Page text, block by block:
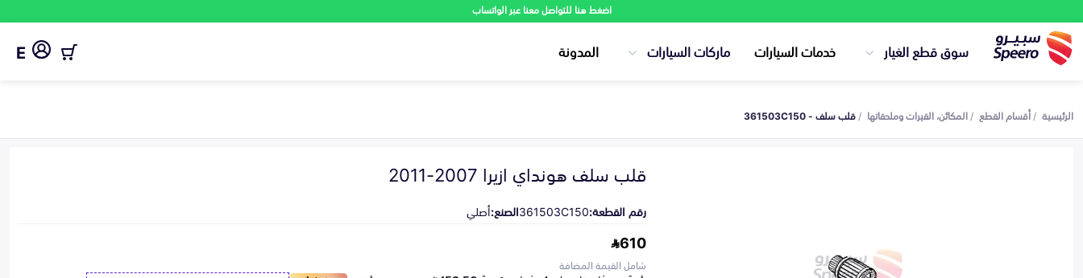
اضغط هنا للتواصل معنا عبر الواتساب
سوق قطع الغيار خدمات السيارات ماركات السيارات المدونة E
الرئيسية أقسام القطع المكائن، القيرات وملحقاتها قلب سلف - 361503C150
قلب سلف هونداي ازيرا 2007-2011
رقم القطعة:361503C150الصنع:أصلي
610
شامل القيمة المضافة